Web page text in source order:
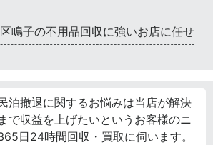
鳴子の不用品回収に強いお店に任せ
泊撤退に関するお悩みは当店が解決
で収益を上げたいというお客様のニ
日24時間回収・買取に伺います。